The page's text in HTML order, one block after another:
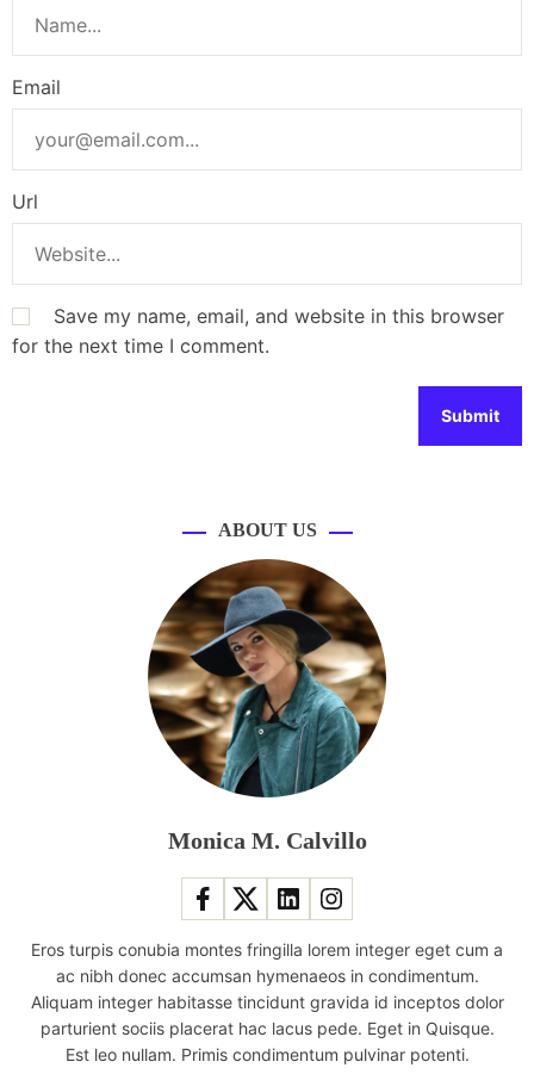
Email
Url
Save my name, email, and website in this browser
for the next time I comment.
ABOUT US
Monica M. Calvillo
Eros turpis conubia montes fringilla lorem integer eget cum a
ac nibh donec accumsan hymenaeos in condimentum.
Aliquam integer habitasse tincidunt gravida id inceptos dolor
parturient sociis placerat hac lacus pede. Eget in Quisque.
Est leo nullam. Primis condimentum pulvinar potenti.